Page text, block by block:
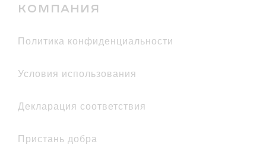
КОМПАНИЯ
политика конфиденциальности
условия использования
декларация соответствия
Пристань добра